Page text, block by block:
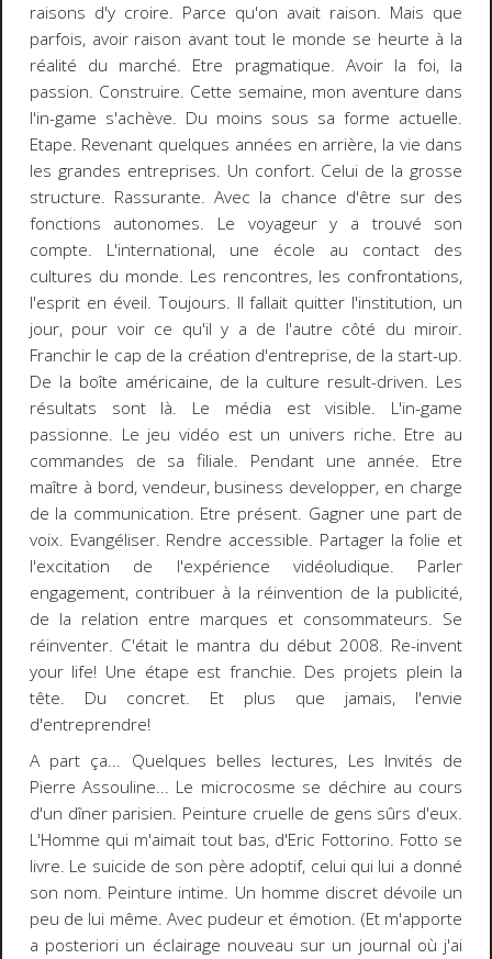
raisons d'y croire. Parce qu'on avait raison. Mais que
parfois, avoir raison avant tout le monde se heurte à la
réalité du marché. Etre pragmatique. Avoir la foi, la
passion. Construire. Cette semaine, mon aventure dans
l'in-game s'achève. Du moins sous sa forme actuelle.
Etape. Revenant quelques années en arrière, la vie dans
les grandes entreprises. Un confort. Celui de la grosse
structure. Rassurante. Avec la chance d'être sur des
fonctions autonomes. Le voyageur y a trouvé son
compte. L'international, une école au contact des
cultures du monde. Les rencontres, les confrontations,
l'esprit en éveil. Toujours. Il fallait quitter l'institution, un
jour, pour voir ce qu'il y a de l'autre côté du miroir.
Franchir le cap de la création d'entreprise, de la start-up.
De la boîte américaine, de la culture result-driven. Les
résultats sont là. Le média est visible. L'in-game
passionne. Le jeu vidéo est un univers riche. Etre au
commandes de sa filiale. Pendant une année. Etre
maître à bord, vendeur, business developper, en charge
de la communication. Etre présent. Gagner une part de
voix. Evangéliser. Rendre accessible. Partager la folie et
l'excitation de l'expérience vidéoludique. Parler
engagement, contribuer à la réinvention de la publicité,
de la relation entre marques et consommateurs. Se
réinventer. C'était le mantra du début 2008. Re-invent
your life! Une étape est franchie. Des projets plein la
tête. Du concret. Et plus que jamais, l'envie
d'entreprendre!
A part ça... Quelques belles lectures, Les Invités de
Pierre Assouline... Le microcosme se déchire au cours
d'un dîner parisien. Peinture cruelle de gens sûrs d'eux.
L'Homme qui m'aimait tout bas, d'Eric Fottorino. Fotto se
livre. Le suicide de son père adoptif, celui qui lui a donné
son nom. Peinture intime. Un homme discret dévoile un
peu de lui même. Avec pudeur et émotion. (Et m'apporte
a posteriori un éclairage nouveau sur un journal où j'ai